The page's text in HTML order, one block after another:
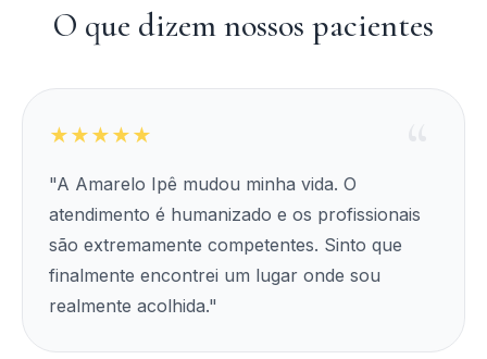
O que dizem nossos pacientes
★★★★★
"A Amarelo Ipê mudou minha vida. O
atendimento é humanizado e os profissionais
são extremamente competentes. Sinto que
finalmente encontrei um lugar onde sou
realmente acolhida."